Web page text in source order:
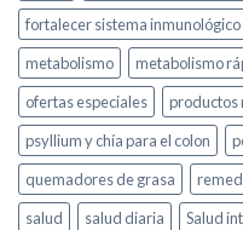
fortalecer sistema inmunológico
metabolismo
metabolismo
ofertas especiales
productos
psyllium y chía para el colon
quemadores de grasa
salud
salud diaria Salud